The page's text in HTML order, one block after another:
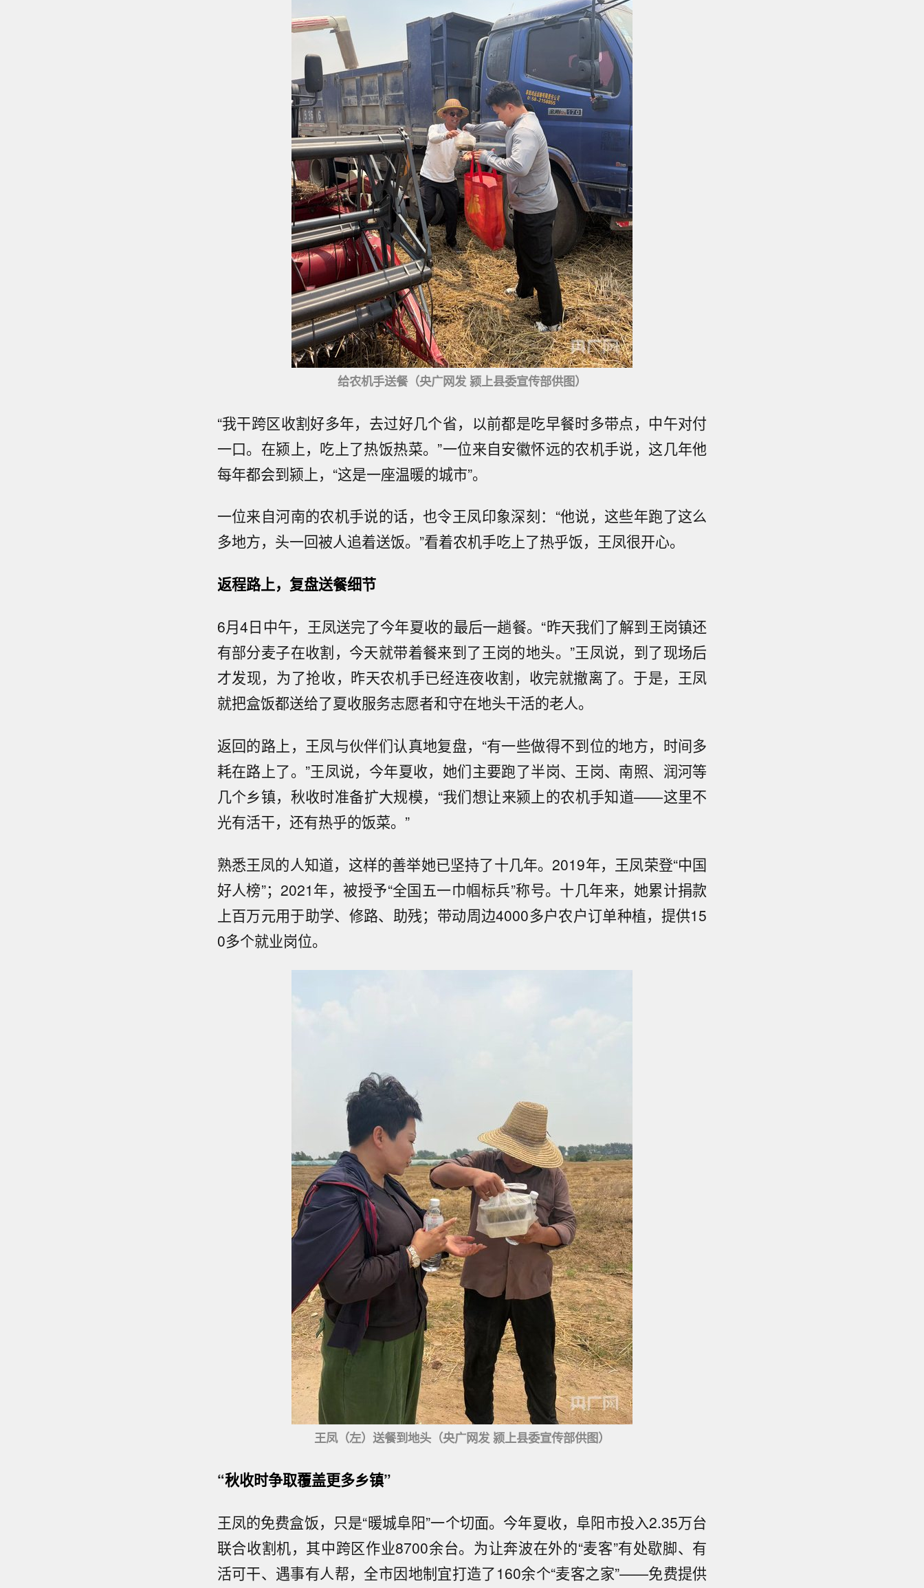
给农机手送餐（央广网发 颍上县委宣传部供图）
“我干跨区收割好多年，去过好几个省，以前都是吃早餐时多带点，中午对付
一口。在颍上，吃上了热饭热菜。”一位来自安徽怀远的农机手说，这几年他
每年都会到颍上，“这是一座温暖的城市”。
一位来自河南的农机手说的话，也令王凤印象深刻：“他说，这些年跑了这么
多地方，头一回被人追着送饭。”看着农机手吃上了热乎饭，王凤很开心。
返程路上，复盘送餐细节
6月4日中午，王凤送完了今年夏收的最后一趟餐。“昨天我们了解到王岗镇还
有部分麦子在收割，今天就带着餐来到了王岗的地头。”王凤说，到了现场后
才发现，为了抢收，昨天农机手已经连夜收割，收完就撤离了。于是，王凤
就把盒饭都送给了夏收服务志愿者和守在地头干活的老人。
返回的路上，王凤与伙伴们认真地复盘，“有一些做得不到位的地方，时间多
耗在路上了。”王凤说，今年夏收，她们主要跑了半岗、王岗、南照、润河等
几个乡镇，秋收时准备扩大规模，“我们想让来颍上的农机手知道——这里不
光有活干，还有热乎的饭菜。”
熟悉王凤的人知道，这样的善举她已坚持了十几年。2019年，王凤荣登“中国
好人榜”；2021年，被授予“全国五一巾帼标兵”称号。十几年来，她累计捐款
上百万元用于助学、修路、助残；带动周边4000多户农户订单种植，提供15
0多个就业岗位。
王凤（左）送餐到地头（央广网发 颍上县委宣传部供图）
“秋收时争取覆盖更多乡镇”
王凤的免费盒饭，只是“暖城阜阳”一个切面。今年夏收，阜阳市投入2.35万台
联合收割机，其中跨区作业8700余台。为让奔波在外的“麦客”有处歇脚、有
活可干、遇事有人帮，全市因地制宜打造了160余个“麦客之家”——免费提供